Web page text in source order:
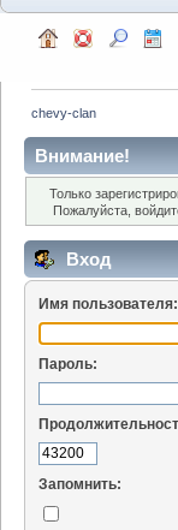
chevy-clan
Внимание!
Только
Пожалуйста,
Вход
Имя пользователя:
Пароль:
Запомнить: